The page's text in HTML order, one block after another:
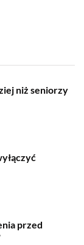
niż seniorzy
przed